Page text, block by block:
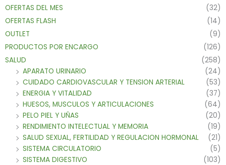
OFERTAS DEL MES
(32)
OFERTAS FLASH
(14)
OUTLET
(9)
PRODUCTOS POR ENCARGO
(126)
SALUD
(258)
APARATO URINARIO
(24)
CUIDADO CARDIOVASCULAR Y TENSION ARTERIAL
(53)
ENERGIA Y VITALIDAD
(37)
HUESOS, MUSCULOS Y ARTICULACIONES
(64)
PELO PIEL Y UÑAS
(20)
RENDIMIENTO INTELECTUAL Y MEMORIA
(19)
SALUD SEXUAL, FERTILIDAD Y REGULACION HORMONAL
(21)
SISTEMA CIRCULATORIO
(5)
SISTEMA DIGESTIVO
(103)